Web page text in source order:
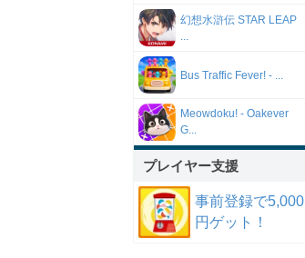
幻想水滸伝 STAR LEAP
Bus Traffic Fever! - ...
Meowdoku! - Oakever
G...
プレイヤー支援
事前登録で5,000
円ゲット！